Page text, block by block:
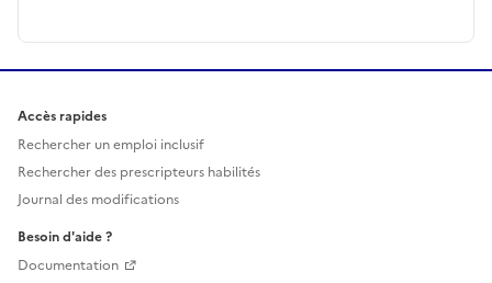
Accès rapides
Rechercher un emploi inclusif
Rechercher des prescripteurs habilités
Journal des modifications
Besoin d'aide ?
Documentation